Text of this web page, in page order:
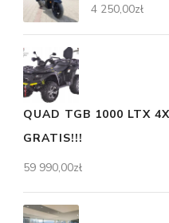
4 250,00zł
QUAD TGB 1000 LTX
GRATIS!!!
59 990,00zł